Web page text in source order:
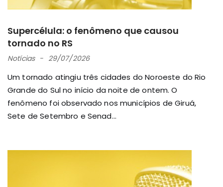
Supercélula: o fenômeno que causou
tornado no RS
Notícias 29/07/2026
Um tornado atingiu três cidades do Noroeste do Rio
Grande do Sul no início da noite de ontem. O
fenômeno foi observado nos municípios de Giruá,
Sete de Setembro e Senad...